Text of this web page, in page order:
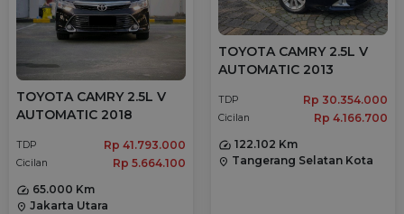
TOYOTA CAMRY 2.5L V
AUTOMATIC 2018
TDP Rp 41.793.000
Cicilan
Rp 5.664.100
65.000 Km
location_on Jakarta Utara
TOYOTA CAMRY 2.5L V
AUTOMATIC 2013
TDP Rp 30.354.000
Cicilan
Rp 4.166.700
122.102 Km
location_on Tangerang Selatan Kota